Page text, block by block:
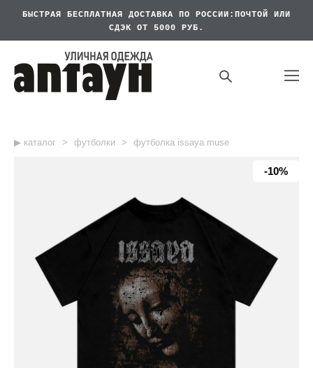
БЫСТРАЯ БЕСПЛАТНАЯ
ДОСТАВКА ПО РОССИИ:ПОЧТОЙ ИЛИ
СДЭК ОТ 5000 РУБ.
▶︎ каталог > футболки > футболка issaya muse
-10%